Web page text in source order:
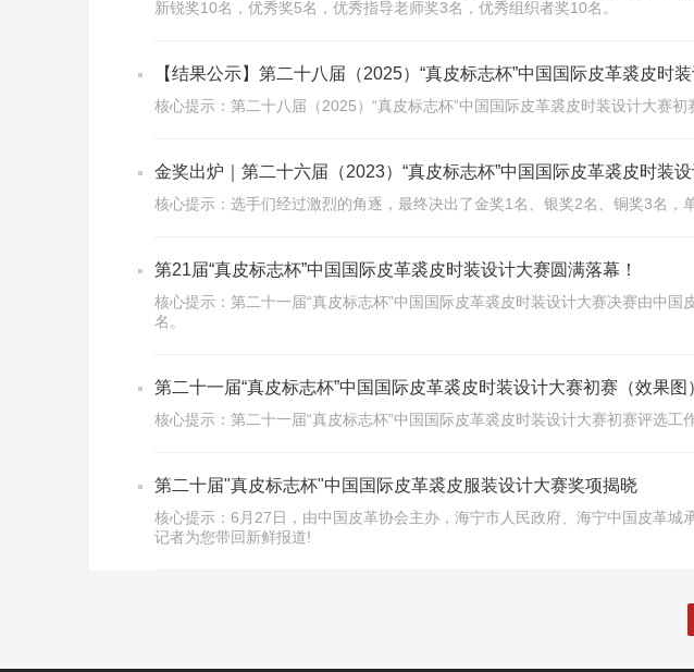
新锐奖10名，优秀奖5名，优秀指导老师奖3名，优秀组织者奖10名。
【结果公示】第二十八届（2025）“真皮标志杯”中国国际皮革裘皮时
核心提示：第二十八届（2025）“真皮标志杯”中国国际皮革裘皮时装设计大赛初
金奖出炉｜第二十六届（2023）“真皮标志杯”中国国际皮革裘皮时装
核心提示：选手们经过激烈的角逐，最终决出了金奖1名、银奖2名、铜奖3名，
第21届“真皮标志杯”中国国际皮革裘皮时装设计大赛圆满落幕！
核心提示：第二十一届“真皮标志杯”中国国际皮革裘皮时装设计大赛决赛由中
名。
第二十一届“真皮标志杯”中国国际皮革裘皮时装设计大赛初赛（效果图
核心提示：第二十一届“真皮标志杯”中国国际皮革裘皮时装设计大赛初赛评选工
第二十届"真皮标志杯"中国国际皮革裘皮服装设计大赛奖项揭晓
核心提示：6月27日，由中国皮革协会主办，海宁市人民政府、海宁中国皮革
记者为您带回新鲜报道!